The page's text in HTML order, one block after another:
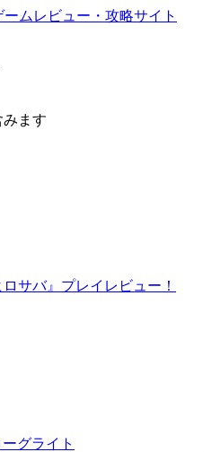
みます
サバ』プレイレビュー！
グライト